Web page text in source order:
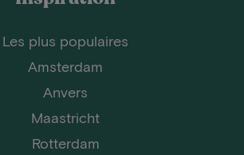
Les plus populaires
Amsterdam
Anvers
Maastricht
Rotterdam